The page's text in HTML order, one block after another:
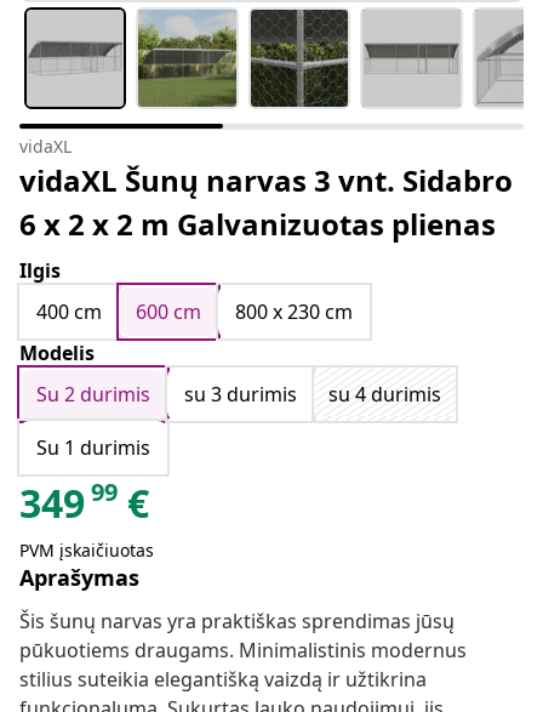
vidaXL
vidaXL Šunų narvas 3 vnt. Sidabro
6 x 2 x 2 m Galvanizuotas plienas
Ilgis
400 cm
600 cm
800 x 230 cm
Modelis
Su 2 durimis
su 3 durimis
su 4 durimis
Su 1 durimis
34999 €
PVM įskaičiuotas
Aprašymas
Šis šunų narvas yra praktiškas sprendimas jūsų
pūkuotiems draugams. Minimalistinis modernus
stilius suteikia elegantišką vaizdą ir užtikrina